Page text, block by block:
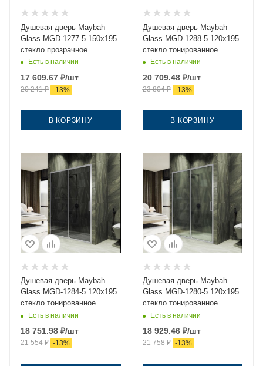
Душевая дверь Maybah
Glass MGD-1277-5 150х195
стекло прозрачное
профиль хром
Есть в наличии
17 609.67 ₽/шт
20 241₽ -13%
В КОРЗИНУ
Душевая дверь Maybah
Glass MGD-1288-5 120х195
стекло тонированное
профиль хром
Есть в наличии
20 709.48₽/шт
23 804₽ -13%
В КОРЗИНУ
Душевая дверь Maybah
Glass MGD-1284-5 120х195
стекло тонированное
профиль хром
Есть в наличии
18 751.98 ₽/шт
21 554₽ -13%
Душевая дверь Maybah
Glass MGD-1280-5 120х195
стекло тонированное
профиль хром
Есть в наличии
18 929.46₽/шт
21 758₽ -13%